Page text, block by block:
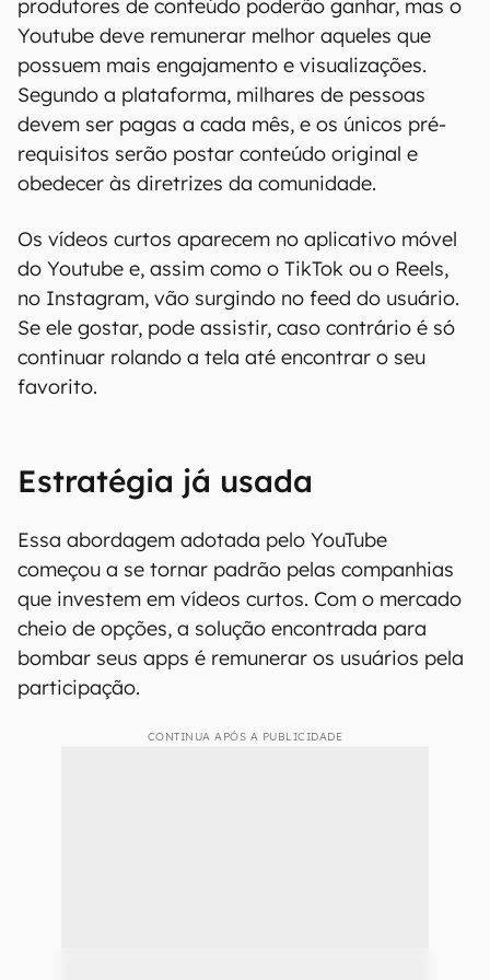
produtores de conteúdo poderão ganhar, mas o
Youtube deve remunerar melhor aqueles que
possuem mais engajamento e visualizações.
Segundo a plataforma, milhares de pessoas
devem ser pagas a cada mês, e os únicos pré-
requisitos serão postar conteúdo original e
obedecer às diretrizes da comunidade.
Os vídeos curtos aparecem no aplicativo móvel
do Youtube e, assim como o TikTok ou o Reels,
no Instagram, vão surgindo no feed do usuário.
Se ele gostar, pode assistir, caso contrário é só
continuar rolando a tela até encontrar o seu
favorito.
Estratégia já usada
Essa abordagem adotada pelo YouTube
começou a se tornar padrão pelas companhias
que investem em vídeos curtos. Com o mercado
cheio de opções, a solução encontrada para
bombar seus apps é remunerar os usuários pela
participação.
CONTINUA APÓS A PUBLICIDADE